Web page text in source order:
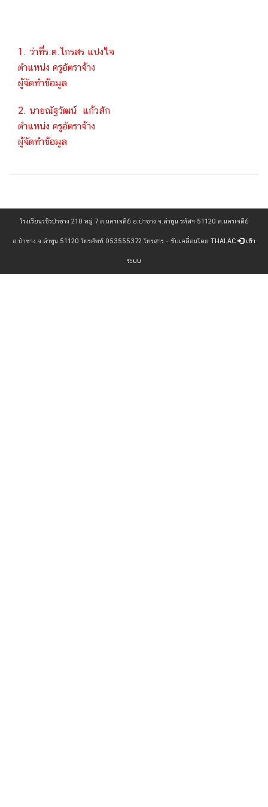
1. ว่าที่ร.ต.ไกรสร แปงใจ
ตำแหน่ง ครูอัตราจ้าง
ผู้จัดทำข้อมูล
2. นายณัฐวัฒน์ แก้วสัก
ตำแหน่ง ครูอัตราจ้าง
ผู้จัดทำข้อมูล
โรงเรียนวชิรป่าซาง 210 หมู่ 7 ต.นครเจดีย์ อ.ป่าซาง จ.ลำพูน รหัสฯ 51120 ต.นครเจดีย์
อ.ป่าซาง จ.ลำพูน 51120 โทรศัพท์ 053555372 โทรสาร - ขับเคลื่อนโดย THAI.AC เข้า
ระบบ